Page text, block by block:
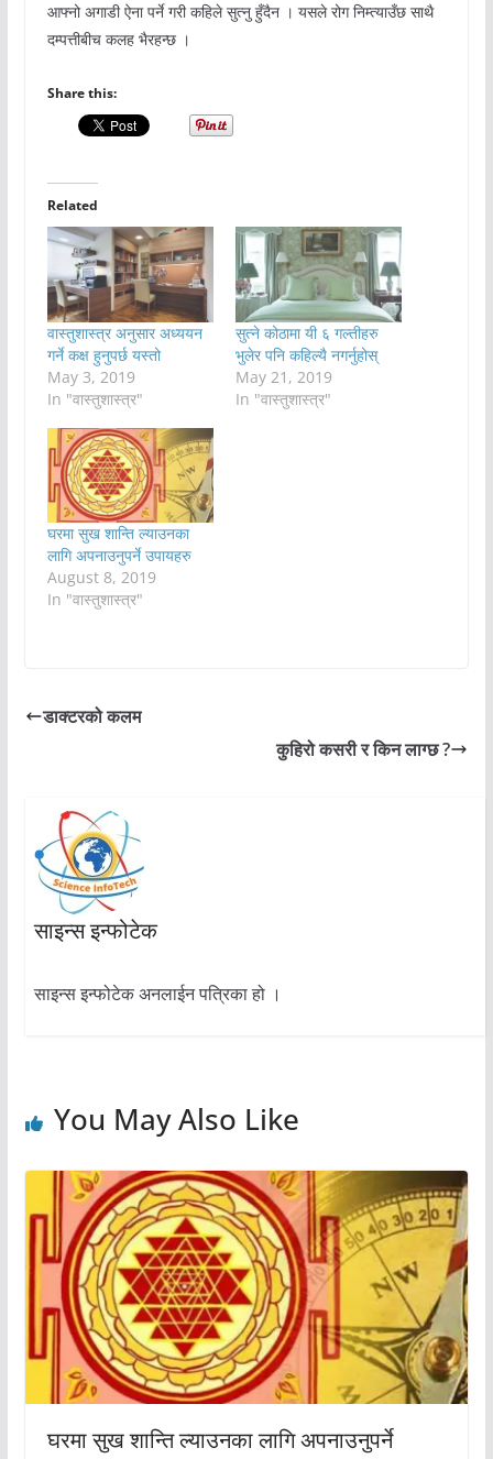
आफ्नो अगाडी ऐना पर्ने गरी कहिले सुत्नु हुँदैन । यसले रोग निम्त्याउँछ साथै
दम्पत्तीबीच कलह भैरहन्छ ।
Share this:
Related
वास्तुशास्त्र अनुसार अध्ययन
गर्ने कक्ष हुनुपर्छ यस्तो
May 3, 2019
In "वास्तुशास्त्र"
सुत्ने कोठामा यी ६ गल्तीहरु
भुलेर पनि कहिल्यै नगर्नुहोस्
May 21, 2019
In "वास्तुशास्त्र"
घरमा सुख शान्ति ल्याउनका
लागि अपनाउनुपर्ने उपायहरु
August 8, 2019
In "वास्तुशास्त्र"
डाक्टरको कलम
कुहिरो कसरी र किन लाग्छ ?
साइन्स इन्फोटेक
साइन्स इन्फोटेक अनलाईन पत्रिका हो ।
You May Also Like
घरमा सुख शान्ति ल्याउनका लागि अपनाउनुपर्ने